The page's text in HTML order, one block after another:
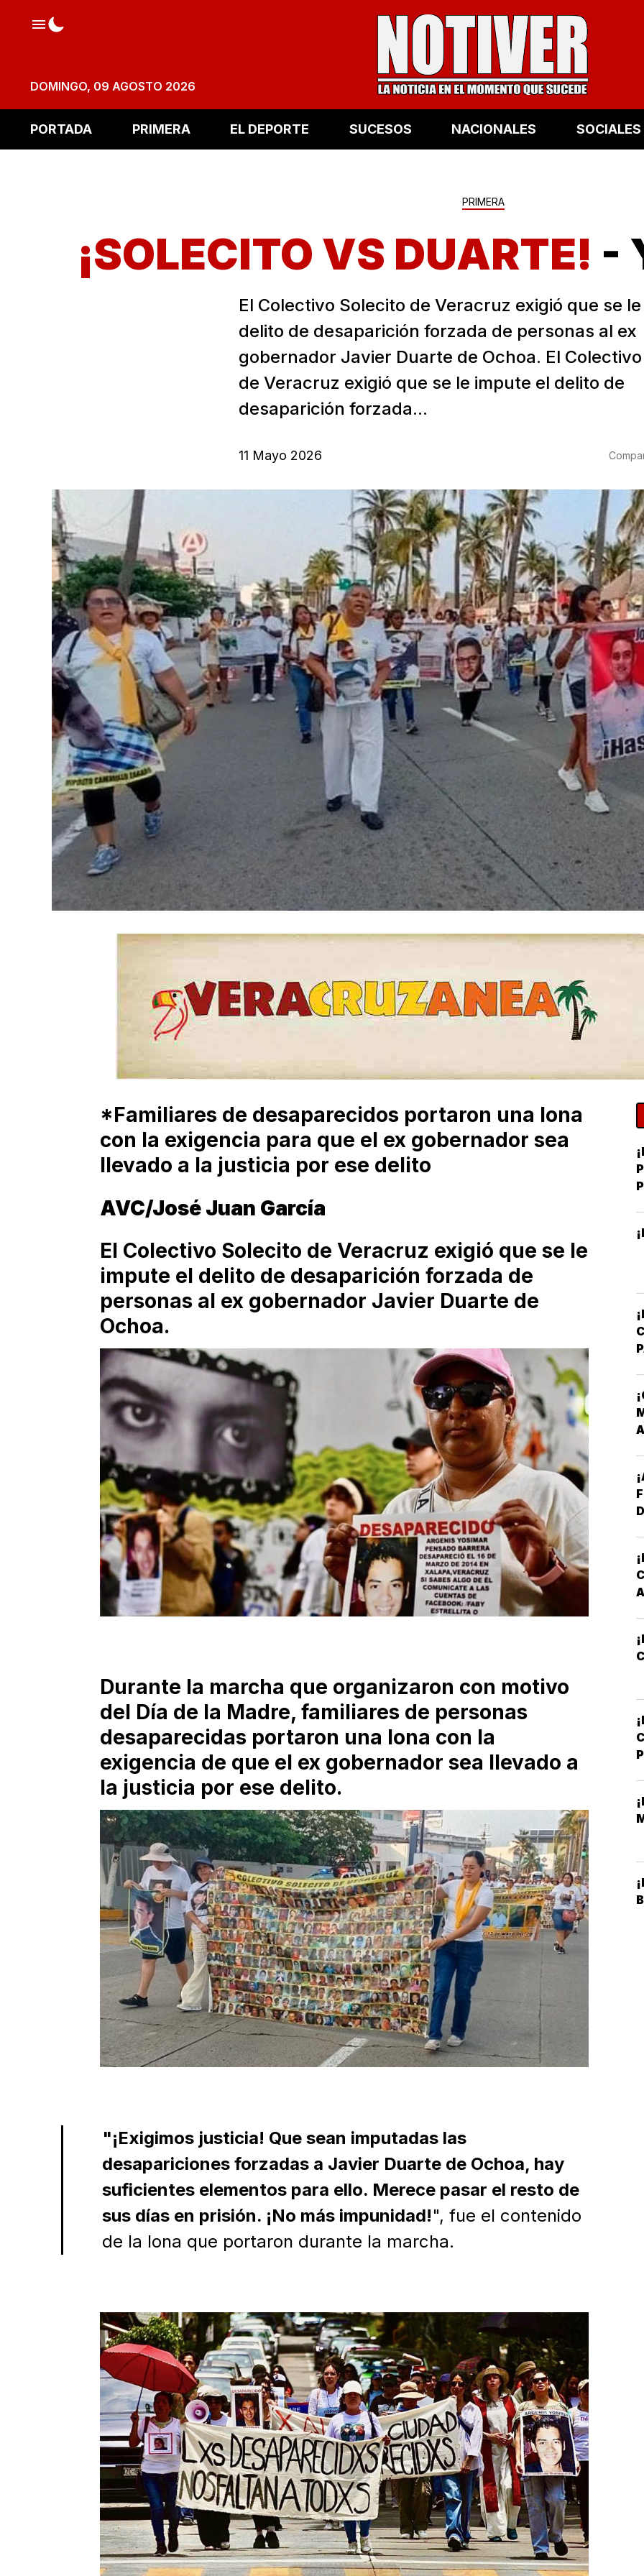
DOMINGO, 09 AGOSTO 2026
PORTADA PRIMERA EL DEPORTE SUCESOS NACIONALES SOCIALES
PRIMERA
¡SOLECITO VS DUARTE! -
El Colectivo Solecito de Veracruz exigió que se
delito de desaparición forzada de personas al ex
gobernador Javier Duarte de Ochoa. El
de Veracruz exigió que se le impute el delito de
desaparición forzada...
11 Mayo 2026
*Familiares de desaparecidos portaron una lona
con la exigencia para que el ex gobernador sea
llevado a la justicia por ese delito
AVC/José Juan García
El Colectivo Solecito de Veracruz exigió que se le
impute el delito de desaparición forzada de
personas al ex gobernador Javier Duarte de
Ochoa.
Durante la marcha que organizaron con motivo
del Día de la Madre, familiares de personas
desaparecidas portaron una lona con la
exigencia de que el ex gobernador sea llevado a
la justicia por ese delito.
"¡Exigimos justicia! Que sean imputadas las
desapariciones forzadas a Javier Duarte de Ochoa, hay
suficientes elementos para ello. Merece pasar el resto de
sus días en prisión. ¡No más impunidad!", fue el contenido
de la lona que portaron durante la marcha.